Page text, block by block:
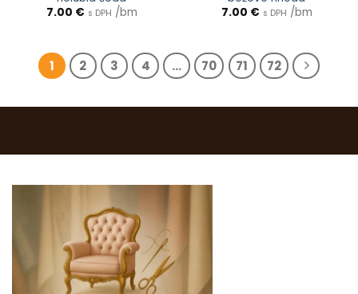
7.00 € s DPH /bm
7.00 € s DPH /bm
1 2 3 4 … 70 71 72